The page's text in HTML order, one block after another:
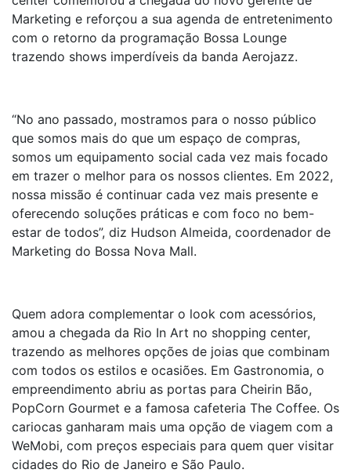
Marketing e reforçou a sua agenda de entretenimento
com o retorno da programação Bossa Lounge
trazendo shows imperdíveis da banda Aerojazz.
“No ano passado, mostramos para o nosso público
que somos mais do que um espaço de compras,
somos um equipamento social cada vez mais focado
em trazer o melhor para os nossos clientes. Em 2022,
nossa missão é continuar cada vez mais presente e
oferecendo soluções práticas e com foco no bem-
estar de todos”, diz Hudson Almeida, coordenador de
Marketing do Bossa Nova Mall.
Quem adora complementar o look com acessórios,
amou a chegada da Rio In Art no shopping center,
trazendo as melhores opções de joias que combinam
com todos os estilos e ocasiões. Em Gastronomia, o
empreendimento abriu as portas para Cheirin Bão,
PopCorn Gourmet e a famosa cafeteria The Coffee. Os
cariocas ganharam mais uma opção de viagem com a
WeMobi, com preços especiais para quem quer visitar
cidades do Rio de Janeiro e São Paulo.